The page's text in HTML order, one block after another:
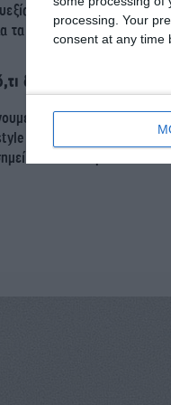
processing. Your
consent at any time
για τους τους
τα επίπεδα
δεν μας αρέσει
το πλάνο σας συχνά,
σας και να επιφέρει τις
που επιθυμείτε